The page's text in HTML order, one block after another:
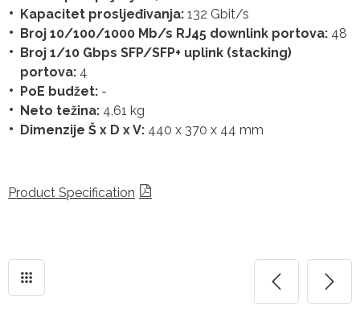
Kapacitet prosljeđivanja: 132 Gbit/s
Broj 10/100/1000 Mb/s RJ45 downlink portova: 48
Broj 1/10 Gbps SFP/SFP+ uplink (stacking)
portova: 4
PoE budžet: -
Neto težina: 4,61 kg
Dimenzije Š x D x V: 440 x 370 x 44 mm
Product Specification